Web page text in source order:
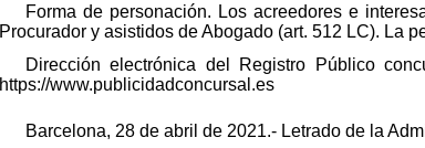
Forma de personación. Los acreedores e
Procurador y asistidos de Abogado (art. 512 LC). La
Dirección electrónica del Registro Público
https://www.publicidadconcursal.es
Barcelona, 28 de abril de 2021.- Letrado de la